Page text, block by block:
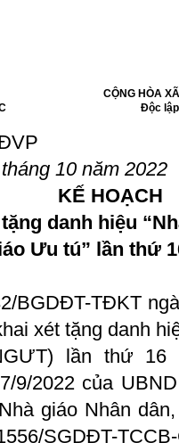
CỘNG HÒA
Độc
10 năm 2022
KẾ HOẠCH
danh hiệu
Ưu tú” lần thứ
BGDĐT-TĐKT
xét tặng danh
lần thứ
9/2022 của
giáo Nhân
SGDĐT-